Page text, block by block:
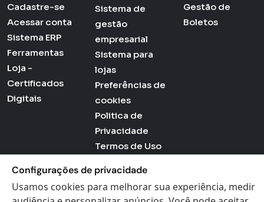
Cadastre-se
Acessar conta
Sistema ERP
Ferramentas
Loja -
Certificados
Digitais
Sistema de
gestão
empresarial
Sistema para
lojas
Preferências de
cookies
Politica de
Privacidade
Termos de Uso
Gestão de
Boletos
Actana © 2026 - Todos os direitos reservados
Configurações de privacidade
Usamos cookies para melhorar sua experiência, medir